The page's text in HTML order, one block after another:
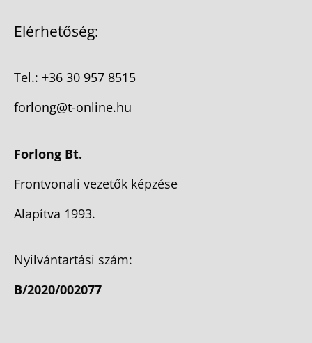
Elérhetőség:
Tel.: +36 30 957 8515
forlong@t-online.hu
Forlong Bt.
Frontvonali vezetők képzése
Alapítva 1993.
Nyilvántartási szám:
B/2020/002077